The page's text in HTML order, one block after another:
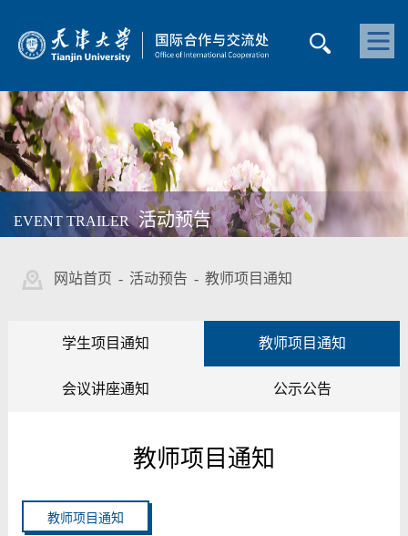
EVENT TRAILER 活动预告
网站首页 - 活动预告 - 教师项目通知
学生项目通知 教师项目通知
会议讲座通知 公示公告
教师项目通知
教师项目通知